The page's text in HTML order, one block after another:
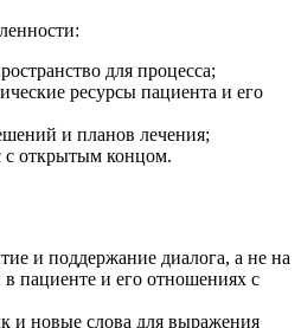
для процесса;
ресурсы пациента и его
и планов лечения;
с открытым концом.
и поддержание диалога, а не на
пациенте и его отношениях с
и новые слова для выражения